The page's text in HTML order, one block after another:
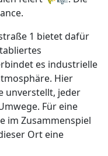
1 bietet dafür
es industrielle
Hier
unverstellt, jeder
Für eine
im Zusammenspiel
Ort eine